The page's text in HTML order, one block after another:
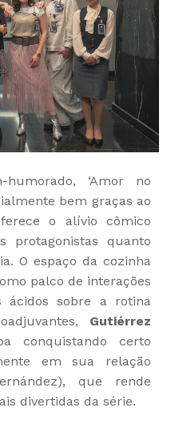
‘Amor no
bem graças ao
o alívio cômico
protagonistas quanto
O espaço da cozinha
palco de interações
ácidos sobre a rotina
Gutiérrez
conquistando certo
em sua relação
que rende
divertidas da série.